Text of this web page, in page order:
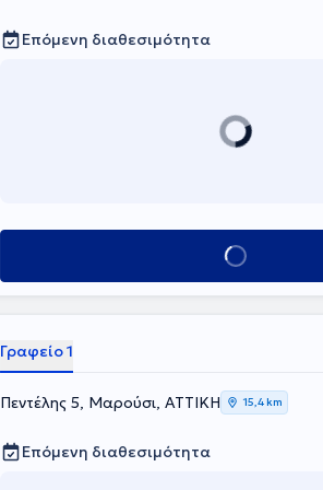
Επόμενη διαθεσιμότητα
Κλείσε ραντεβού
Γραφείο 1
Πεντέλης 5, Μαρούσι, ΑΤΤΙΚΗ 15,4 km
Επόμενη διαθεσιμότητα